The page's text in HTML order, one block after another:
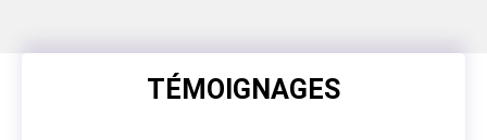
TÉMOIGNAGES